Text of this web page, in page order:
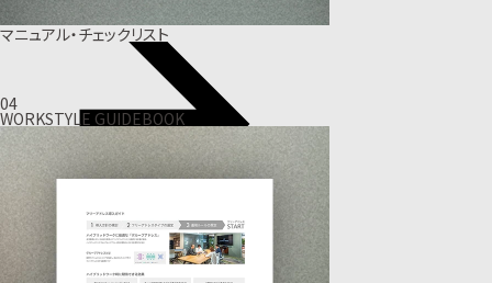
マニュアル・チェックリスト
04
WORKSTYLE GUIDEBOOK